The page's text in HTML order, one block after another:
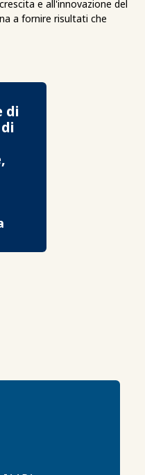
e all'innovazione del
a fornire risultati che
di